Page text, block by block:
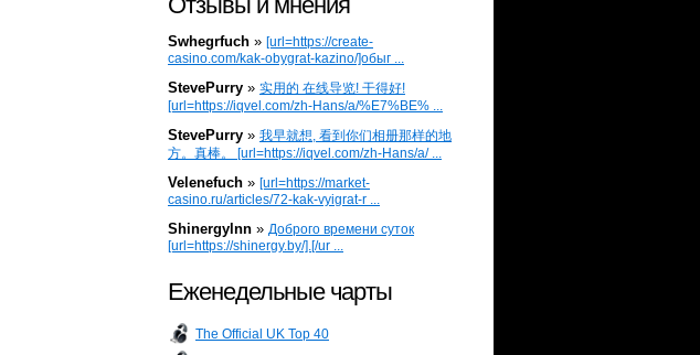
Swhegrfuch » [url=https://create-
casino.com/kak-obygrat-kazino/]обыг ...
StevePurry » 实用的 在线导览! 干得好!
[url=https://iqvel.com/zh-Hans/a/%E7%BE% ...
StevePurry » 我早就想, 看到你们相册那样的地
方。真棒。 [url=https://iqvel.com/zh-Hans/a/ ...
Velenefuch » [url=https://market-
casino.ru/articles/72-kak-vyigrat-r ...
Shinergylnn » Доброго времени суток
[url=https://shinergy.by/].[/ur ...
Еженедельные чарты
The Official UK Top 40